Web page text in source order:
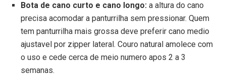
Bota de cano curto e cano longo:a altura do cano
precisa acomodar a panturrilha sem pressionar. Quem
tem panturrilha mais grossa deve preferir cano medio
ajustavel por zipper lateral. Couro natural amolece com
o uso e cede cerca de meio numero apos 2 a 3
semanas.